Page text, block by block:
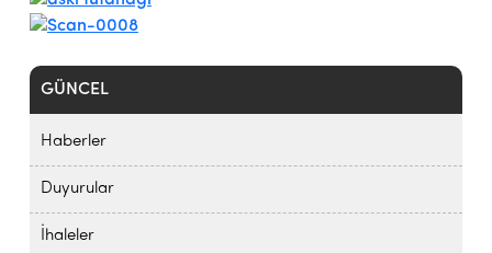
GÜNCEL
Haberler
Duyurular
İhaleler